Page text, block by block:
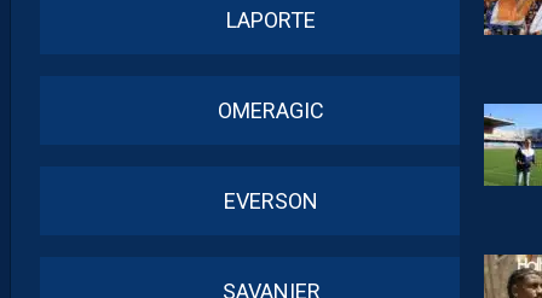
LAPORTE
OMERAGIC
EVERSON
SAVANIER